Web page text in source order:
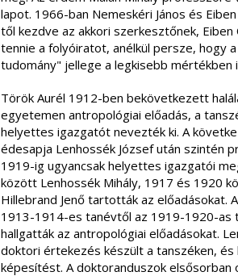
lapot. 1966-ban Nemeskéri János és
től kezdve az akkori szerkesztőnek,
tennie a folyóiratot, anélkül persze, hogy
tudomány" jellege a legkisebb mértékben
Török Aurél 1912-ben bekövetkezett
egyetemen antropológiai előadás, a
helyettes igazgatót nevezték ki. A
édesapja Lenhossék József után szintén
1919-ig ugyancsak helyettes igazgatói
között Lenhossék Mihály, 1917 és 1920
Hillebrand Jenő tartották az előadásokat.
1913-1914-es tanévtől az 1919-1920-as
hallgatták az antropológiai előadásokat.
doktori értekezés készült a tanszéken,
képesítést. A doktoranduszok